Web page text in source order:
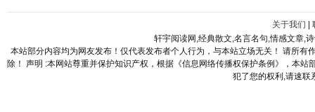
关于我们
轩宇阅读网,经典散文,名言名句,情感文章,
本站部分内容均为网友发布！仅代表发布者个人行为，与本站立场无关！ 请所
除！ 声明 :本网站尊重并保护知识产权，根据《信息网络传播权保护条例》，本
犯了您的权利,请速联